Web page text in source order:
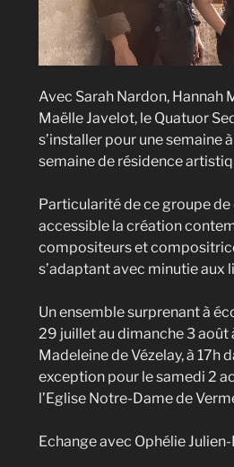
Avec Sarah Nardon, Hannah
Maëlle Javelot, le Quatuor
s’installer pour une semaine
semaine de résidence
Particularité de ce groupe
accessible la création
compositeurs et
s’adaptant avec minutie aux
Un ensemble surprenant à
29 juillet au dimanche 3 août
Madeleine de Vézelay, à 17h
exception pour le samedi 2
l’Eglise Notre-Dame de
Echange avec Ophélie